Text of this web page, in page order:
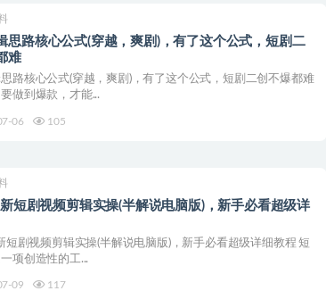
思路核心公式(穿越，爽剧)，有了这个公式，短剧二
难
路核心公式(穿越，爽剧)，有了这个公式，短剧二创不爆都难
做到爆款，才能...
06 105
短剧视频剪辑实操(半解说电脑版)，新手必看超级详
短剧视频剪辑实操(半解说电脑版)，新手必看超级详细教程 短
项创造性的工...
09 117